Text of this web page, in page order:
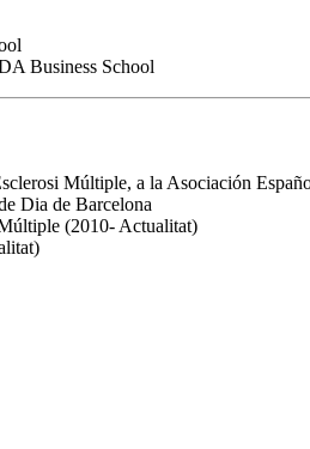
Business School
Múltiple, a la Asociación
Dia de Barcelona
(2010- Actualitat)